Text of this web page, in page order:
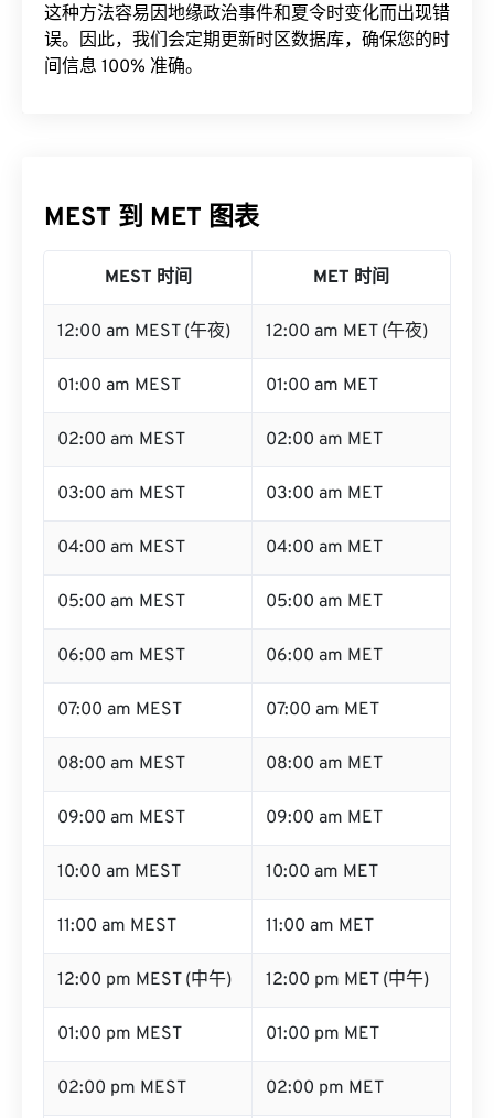
这种方法容易因地缘政治事件和夏令时变化而出现错
误。因此，我们会定期更新时区数据库，确保您的时
间信息 100% 准确。
MEST 到 MET 图表
MEST 时间 MET 时间
12:00 am MEST (午夜) 12:00 am MET (午夜)
01:00 am MEST 01:00 am MET
02:00 am MEST 02:00 am MET
03:00 am MEST 03:00 am MET
04:00 am MEST 04:00 am MET
05:00 am MEST 05:00 am MET
06:00 am MEST 06:00 am MET
07:00 am MEST 07:00 am MET
08:00 am MEST 08:00 am MET
09:00 am MEST 09:00 am MET
10:00 am MEST 10:00 am MET
11:00 am MEST 11:00 am MET
12:00 pm MEST (中午) 12:00 pm MET (中午)
01:00 pm MEST 01:00 pm MET
02:00 pm MEST 02:00 pm MET